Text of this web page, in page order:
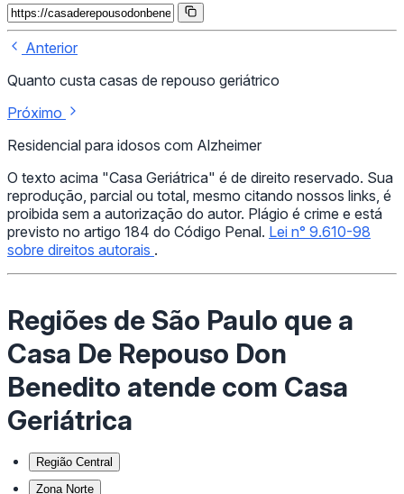
Anterior
Quanto custa casas de repouso geriátrico
Próximo
Residencial para idosos com Alzheimer
O texto acima "Casa Geriátrica" é de direito reservado. Sua
reprodução, parcial ou total, mesmo citando nossos links, é
proibida sem a autorização do autor. Plágio é crime e está
previsto no artigo 184 do Código Penal. Lei n° 9.610-98
sobre direitos autorais .
Regiões de São Paulo que a
Casa De Repouso Don
Benedito atende com Casa
Geriátrica
Região Central
Zona Norte